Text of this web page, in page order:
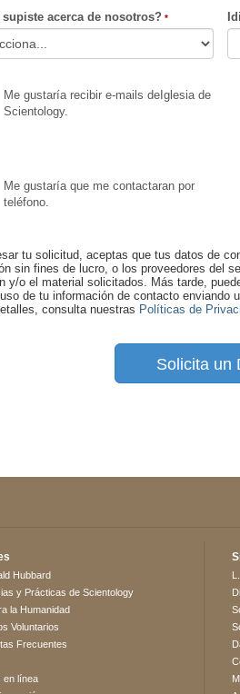
acerca de nosotros?
Me gustaría recibir e-mails deIglesia de
Scientology.
Me gustaría que me contactaran por
teléfono.
tu solicitud, aceptas que tus datos de
sin fines de lucro, o los proveedores del
y/o el material solicitados. Más tarde,
de tu información de contacto enviando
consulta nuestras Políticas de
Solicita un
Hubbard
y Prácticas de Scientology
la Humanidad
Voluntarios
Frecuentes
en línea